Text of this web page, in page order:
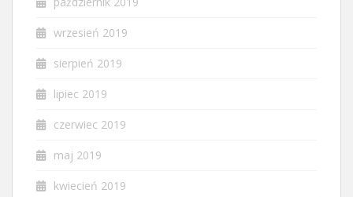
wrzesień 2019
sierpień 2019
lipiec 2019
czerwiec 2019
maj 2019
kwiecień 2019